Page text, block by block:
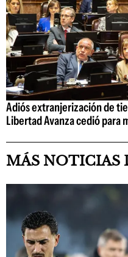
Adiós extranjerización de
Libertad Avanza cedió para
MÁS NOTICIAS